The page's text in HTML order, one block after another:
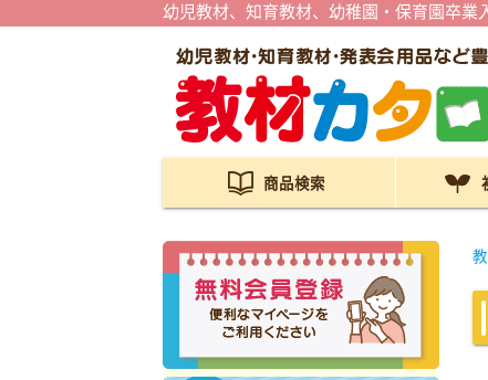
幼児教材、知育教材、幼稚園・保育園卒業
商品検索